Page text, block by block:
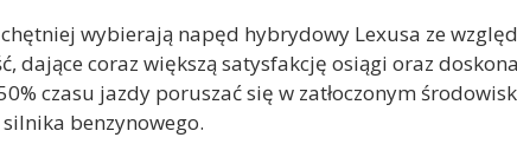
wybierają napęd hybrydowy Lexusa ze
dające coraz większą satysfakcję osiągi oraz
czasu jazdy poruszać się w zatłoczonym
benzynowego.